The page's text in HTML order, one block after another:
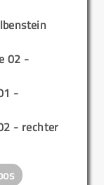
02 -
-
- rechter